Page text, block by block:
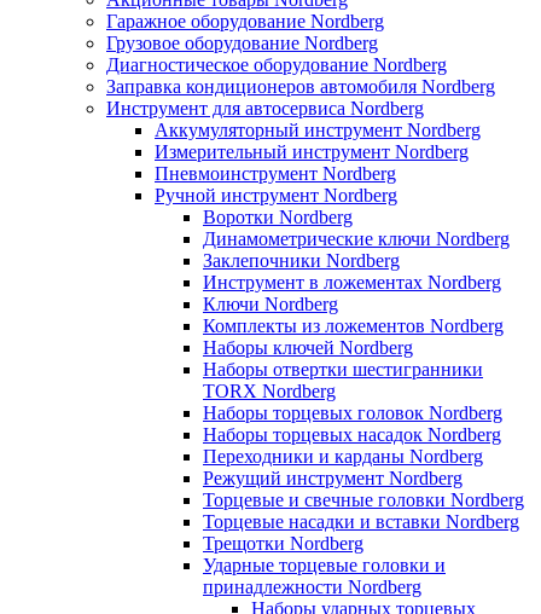
Гаражное оборудование Nordberg
Грузовое оборудование Nordberg
Диагностическое оборудование Nordberg
Заправка кондиционеров автомобиля Nordberg
Инструмент для автосервиса Nordberg
Аккумуляторный инструмент Nordberg
Измерительный инструмент Nordberg
Пневмоинструмент Nordberg
Ручной инструмент Nordberg
Воротки Nordberg
Динамометрические ключи Nordberg
Заклепочники Nordberg
Инструмент в ложементах Nordberg
Ключи Nordberg
Комплекты из ложементов Nordberg
Наборы ключей Nordberg
Наборы отвертки шестигранники
TORX Nordberg
Наборы торцевых головок Nordberg
Наборы торцевых насадок Nordberg
Переходники и карданы Nordberg
Режущий инструмент Nordberg
Торцевые и свечные головки Nordberg
Торцевые насадки и вставки Nordberg
Трещотки Nordberg
Ударные торцевые головки и
принадлежности Nordberg
Наборы ударных торцевых